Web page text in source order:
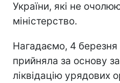
України, які не
міністерство.
Нагадаємо, 4 березня
прийняла за основу
ліквідацію урядових